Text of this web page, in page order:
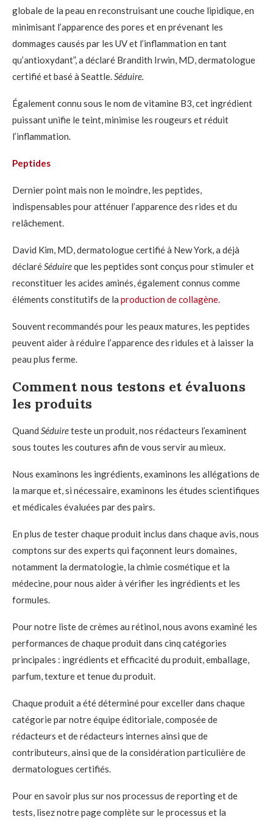
globale de la peau en reconstruisant une couche lipidique, en
minimisant l’apparence des pores et en prévenant les
dommages causés par les UV et l’inflammation en tant
qu’antioxydant”, a déclaré Brandith Irwin, MD, dermatologue
certifié et basé à Seattle.Séduire.
Également connu sous le nom de vitamine B3, cet ingrédient
puissant unifie le teint, minimise les rougeurs et réduit
l’inflammation.
Peptides
Dernier point mais non le moindre, les peptides,
indispensables pour atténuer l’apparence des rides et du
relâchement.
David Kim, MD, dermatologue certifié à New York, a déjà
déclaréSéduireque les peptides sont conçus pour stimuler et
reconstituer les acides aminés, également connus comme
éléments constitutifs de la production de collagène.
Souvent recommandés pour les peaux matures, les peptides
peuvent aider à réduire l’apparence des ridules et à laisser la
peau plus ferme.
Comment nous testons et évaluons
les produits
Quand Séduireteste un produit, nos rédacteurs l’examinent
sous toutes les coutures afin de vous servir au mieux.
Nous examinons les ingrédients, examinons les allégations de
la marque et, si nécessaire, examinons les études scientifiques
et médicales évaluées par des pairs.
En plus de tester chaque produit inclus dans chaque avis, nous
comptons sur des experts qui façonnent leurs domaines,
notamment la dermatologie, la chimie cosmétique et la
médecine, pour nous aider à vérifier les ingrédients et les
formules.
Pour notre liste de crèmes au rétinol, nous avons examiné les
performances de chaque produit dans cinq catégories
principales : ingrédients et efficacité du produit, emballage,
parfum, texture et tenue du produit.
Chaque produit a été déterminé pour exceller dans chaque
catégorie par notre équipe éditoriale, composée de
rédacteurs et de rédacteurs internes ainsi que de
contributeurs, ainsi que de la considération particulière de
dermatologues certifiés.
Pour en savoir plus sur nos processus de reporting et de
tests, lisez notre page complète sur le processus et la